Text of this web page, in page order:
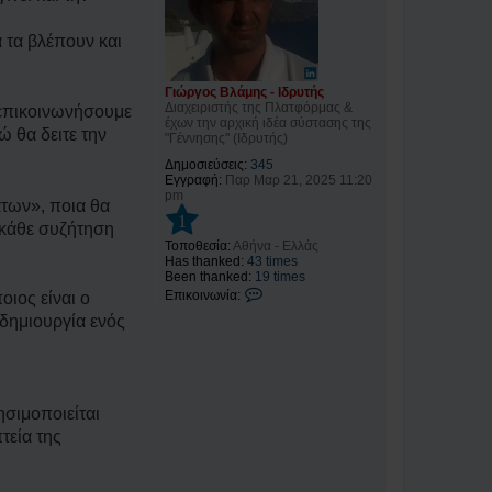
Γιώργος Βλάμης - Ιδρυτής
Διαχειριστής της Πλατφόρμας &
έχων την αρχική ιδέα σύστασης της
"Γέννησης" (Ιδρυτής)
Δημοσιεύσεις: 345
Εγγραφή: Παρ Μαρ 21, 2025 11:20
pm
1
Τοποθεσία: Αθήνα - Ελλάς
Has thanked: 43 times
Been thanked: 19 times
Επικοινωνία:
βλέπουν και
θα δειτε την
ποια θα
συζήτηση
είναι ο
ενός
της